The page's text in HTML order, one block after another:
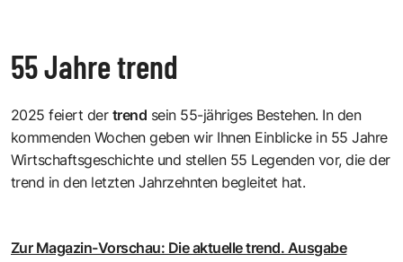
55 Jahre trend
2025 feiert der trend sein 55-jähriges Bestehen. In den
kommenden Wochen geben wir Ihnen Einblicke in 55 Jahre
Wirtschaftsgeschichte und stellen 55 Legenden vor, die der
trend in den letzten Jahrzehnten begleitet hat.
Zur Magazin-Vorschau: Die aktuelle trend. Ausgabe